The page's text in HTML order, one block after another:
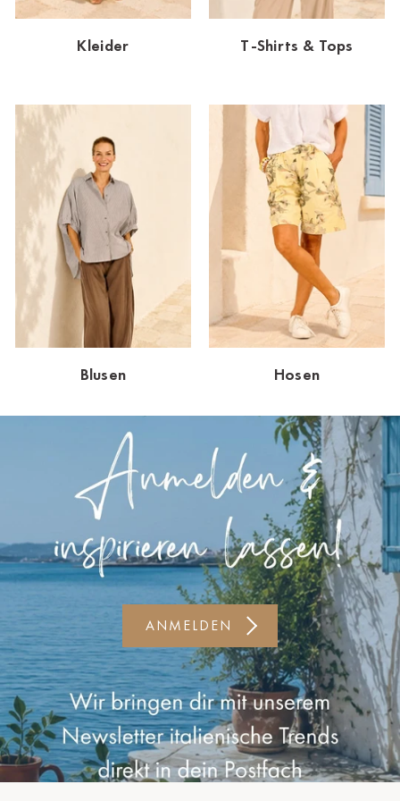
Dornbirn
Dortmund-Hombruch
Essen
HH-AEZ
HH-EEZ
HH-Eppendorf
HH-Hanseviertel
HH-Wandsbek
Hannover
Innsbruck
Kiel-CittiPark
Leipzig
Lindau
Münster
Oldenburg
Potsdam
Rostock
Kleider T-Shirts & Tops
Blusen Hosen
ANMELDEN